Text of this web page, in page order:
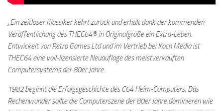
„Ein zeitloser Klassiker kehrt zurück und erhält dank der kommenden
Veröffentlichung des THEC64® in Originalgröße ein Extra-Leben.
Entwickelt von Retro Games Ltd und im Vertrieb bei Koch Media ist
THEC64 eine voll-lizensierte Neuauflage des meistverkauften
Computersystems der 80er Jahre.
1982 beginnt die Erfolgsgeschichte des C64 Heim-Computers. Das
Rechenwunder sollte die Computerszene der 80er Jahre dominieren wie